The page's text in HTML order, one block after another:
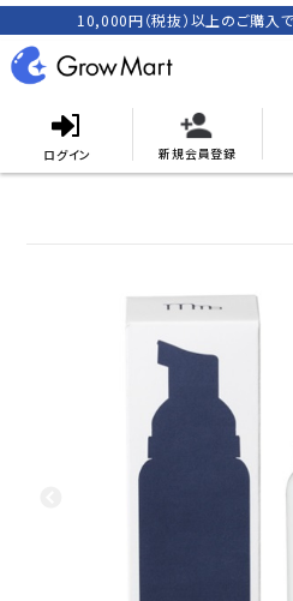
10,000円（税抜）以上のご購入
ログイン 新規会員登録
ACCOUNT MENU
person
カテゴリーから探す